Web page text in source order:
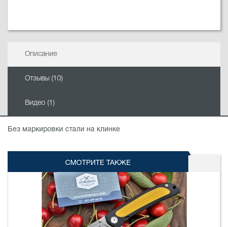
Описание
Отзывы (10)
Видео (1)
Без маркировки стали на клинке
СМОТРИТЕ ТАКЖЕ